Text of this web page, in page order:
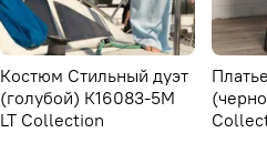
Костюм Стильный дуэт
(голубой) К16083-5М
LT Collection